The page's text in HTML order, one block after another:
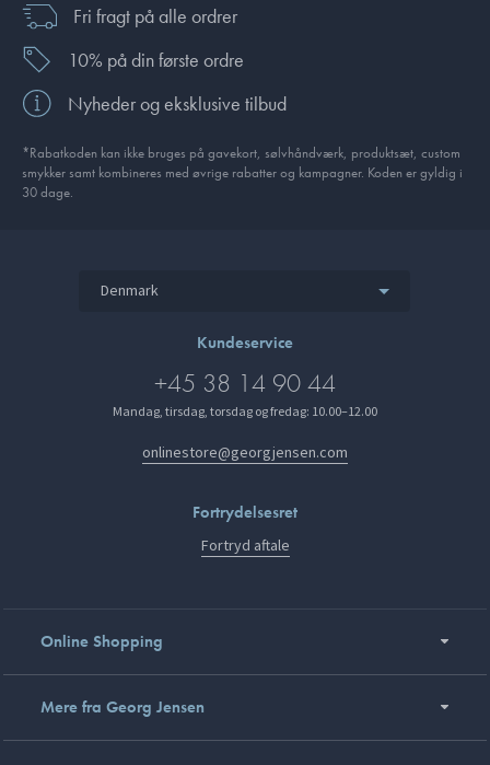
Fri fragt på alle ordrer
10% på din første ordre
Nyheder og eksklusive tilbud
*Rabatkoden kan ikke bruges på gavekort, sølvhåndværk, produktsæt, custom
smykker samt kombineres med øvrige rabatter og kampagner. Koden er gyldig i
30 dage.
Denmark
Kundeservice
+45 38 14 90 44
Mandag, tirsdag, torsdag og fredag: 10.00–12.00
onlinestore@georgjensen.com
Fortrydelsesret
Fortryd aftale
Online Shopping
Mere fra Georg Jensen